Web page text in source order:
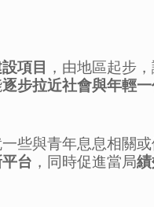
項目 ，由地區起步
逐步拉近社會與年輕
一些與青年息息相關
台 ，同時促進當局績